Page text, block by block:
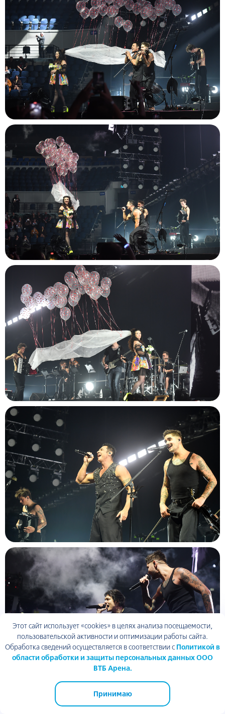
ТЦ Арена Плаза ВТБ Арена
Этот сайт использует «cookies» в целях анализа посещаемости,
пользовательской активности и оптимизации работы сайта.
Обработка сведений осуществляется в соответствии с Политикой в
области обработки и защиты персональных данных ООО
ВТБ Арена.
Принимаю